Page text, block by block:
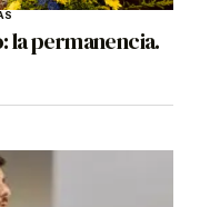
la permanencia.